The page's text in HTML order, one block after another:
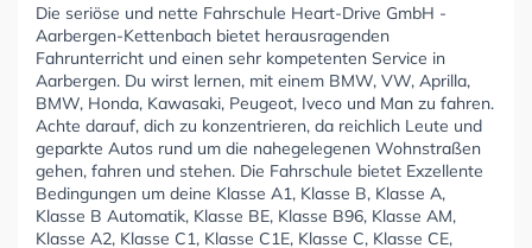
Die seriöse und nette Fahrschule Heart-Drive GmbH -
Aarbergen-Kettenbach bietet herausragenden
Fahrunterricht und einen sehr kompetenten Service in
Aarbergen. Du wirst lernen, mit einem BMW, VW, Aprilla,
BMW, Honda, Kawasaki, Peugeot, Iveco und Man zu fahren.
Achte darauf, dich zu konzentrieren, da reichlich Leute und
geparkte Autos rund um die nahegelegenen Wohnstraßen
gehen, fahren und stehen. Die Fahrschule bietet Exzellente
Bedingungen um deine Klasse A1, Klasse B, Klasse A,
Klasse B Automatik, Klasse BE, Klasse B96, Klasse AM,
Klasse A2, Klasse C1, Klasse C1E, Klasse C, Klasse CE,